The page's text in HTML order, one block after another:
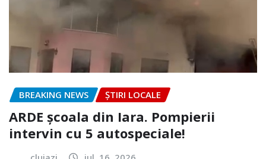
BREAKING NEWS ȘTIRI LOCALE
ARDE școala din Iara. Pompierii
intervin cu 5 autospeciale!